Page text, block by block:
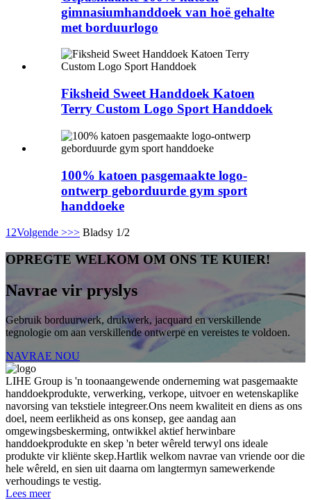
gimnasiumhanddoek van hoë gehalte
met borduurlogo
Fiksheid Sweet Handdoek Katoen
Terry Custom Logo Sport Handdoek
100% katoen pasgemaakte logo-
ontwerp geborduurde gym sport
handdoeke
1 2Volgende >>> Bladsy 1/2
OPREGTE WELKOM OM ONS TE KUIER!
Navrae vir pryslys
Gebruik borduurwerk, drukwerk, jacquard en verskillende
tegnologie om aan verskillende ontwerpe en vereistes te voldoen.
NAVRAE NOU
LIHE Group is 'n toonaangewende onderneming wat pasgemaakte
handdoekprodukte, verwerking, verkope, uitvoer en wetenskaplike
navorsing van tekstiele integreer.Ons neem kwaliteit en diens as ons
doel, neem eerlikheid as ons konsep, gee aandag aan
omgewingsbeskerming, ontwikkel aktief herwinbare
handdoekprodukte en skep 'n beter wêreld terwyl ons ideale
produkte vir kliënte skep.Hartlik welkom navrae van vriende oor die
hele wêreld, en sien uit daarna om langtermyn samewerkende
verhoudings te vestig.
Lees meer